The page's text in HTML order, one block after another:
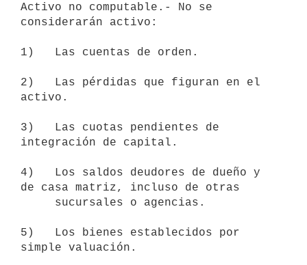
Activo no computable.- No se
considerarán activo:
1)   Las cuentas de orden.
2)   Las pérdidas que figuran en el
activo.
3)   Las cuotas pendientes de
integración de capital.
4)   Los saldos deudores de dueño y
de casa matriz, incluso de otras
5)   Los bienes establecidos por